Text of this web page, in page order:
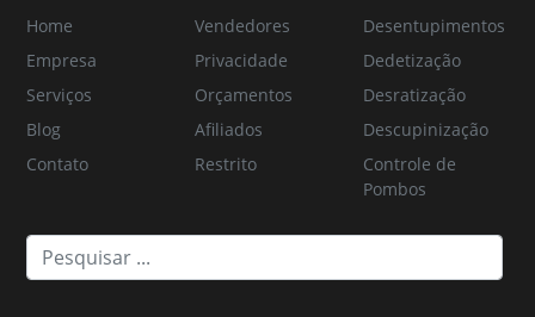
Home
Empresa
Serviços
Blog
Contato
Vendedores
Privacidade
Orçamentos
Afiliados
Restrito
Desentupimentos
Dedetização
Desratização
Descupinização
Controle de
Pombos